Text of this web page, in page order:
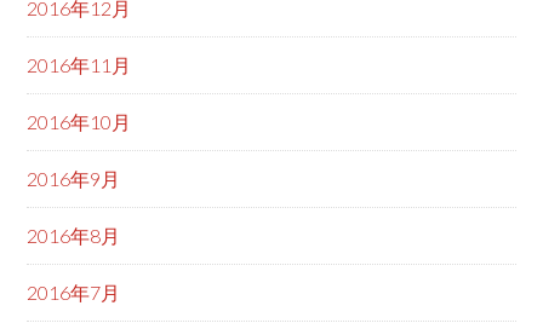
2016年12月
2016年11月
2016年10月
2016年9月
2016年8月
2016年7月